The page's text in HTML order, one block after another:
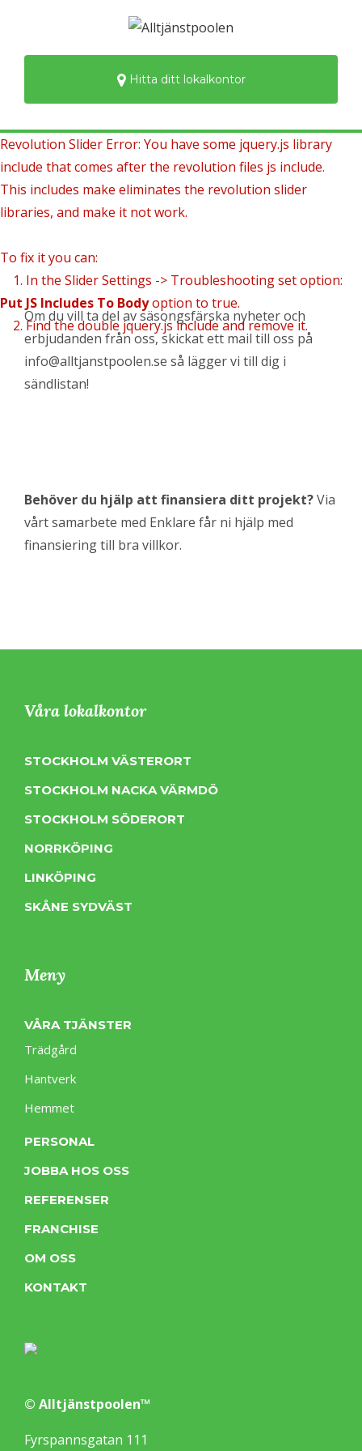
Hitta ditt lokalkontor
Revolution Slider Error: You have some jquery.js library
include that comes after the revolution files js include.
This includes make eliminates the revolution slider
libraries, and make it not work.
To fix it you can:
1. In the Slider Settings -> Troubleshooting set option:
Put JS Includes To Bodyoption to true.
2. Find the double jquery.js include and remove it.
Om du vill ta del av säsongsfärska nyheter och
erbjudanden från oss, skickat ett mail till oss på
info@alltjanstpoolen.se så lägger vi till dig i
sändlistan!
Behöver du hjälp att finansiera ditt projekt?Via
vårt samarbete med Enklare får ni hjälp med
finansiering till bra villkor.
Våra lokalkontor
STOCKHOLM VÄSTERORT
STOCKHOLM NACKA VÄRMDÖ
STOCKHOLM SÖDERORT
NORRKÖPING
LINKÖPING
SKÅNE SYDVÄST
Meny
VÅRA TJÄNSTER
Trädgård
Hantverk
Hemmet
PERSONAL
JOBBA HOS OSS
REFERENSER
FRANCHISE
OM OSS
KONTAKT
© Alltjänstpoolen™
Fyrspannsgatan 111